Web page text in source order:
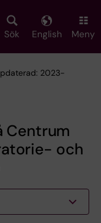
Sök English Meny
2023-
Centrum
och